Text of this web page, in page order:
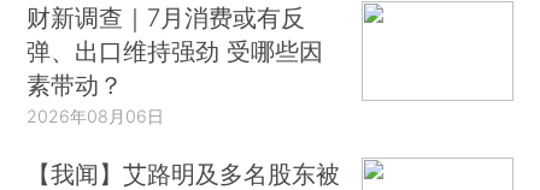
财新调查｜7月消费或有反
弹、出口维持强劲 受哪些因
素带动？
2026年08月06日
【我闻】艾路明及多名股东被